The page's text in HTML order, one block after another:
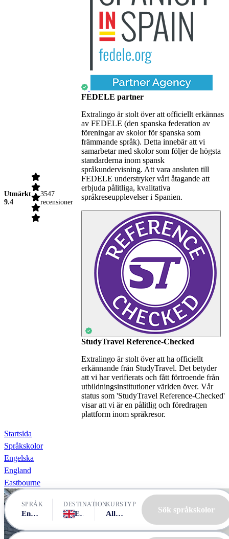
Utmärkt
9.4
3547
recensioner
FEDELE partner
Extralingo är stolt över att officiellt erkännas
av FEDELE (den spanska federation av
föreningar av skolor för spanska som
främmande språk). Detta innebär att vi
samarbetar med skolor som följer de högsta
standarderna inom spansk
språkundervisning. Att vara ansluten till
FEDELE understryker vårt åtagande att
erbjuda pålitliga, kvalitativa
språkreseupplevelser i Spanien.
StudyTravel Reference-Checked
Extralingo är stolt över att ha officiellt
erkännande från StudyTravel. Det betyder
att vi har verifierats och fått förtroende från
utbildningsinstitutioner världen över. Vår
status som 'StudyTravel Reference-Checked'
visar att vi är en pålitlig och föredragen
plattform inom språkresor.
Startsida
Språkskolor
Engelska
England
Eastbourne
SPRÅK
Engelska
DESTINATION
England, Eastbourne
KURSTYP
Alla kurser Sök språkskolor